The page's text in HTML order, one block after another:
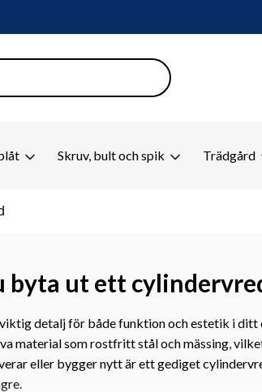
Skruv, bult och spik Trädgård
byta ut ett
detalj för både funktion och estetik i ditt
material som rostfritt stål och mässing,
eller bygger nytt är ett gediget